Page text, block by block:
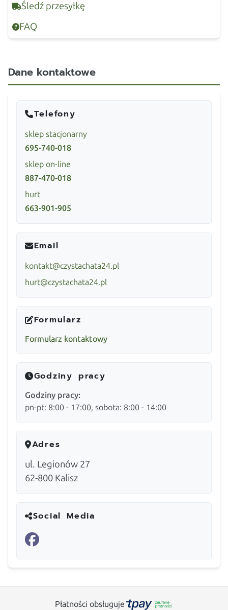
Śledź przesyłkę
FAQ
Dane kontaktowe
Telefony
sklep stacjonarny
695-740-018
sklep on-line
887-470-018
hurt
663-901-905
Email
kontakt@czystachata24.pl
hurt@czystachata24.pl
Formularz
Formularz kontaktowy
Godziny pracy
Godziny pracy:
pn-pt: 8:00 - 17:00, sobota: 8:00 - 14:00
Adres
ul. Legionów 27
62-800 Kalisz
Social Media
Płatności obsługuje